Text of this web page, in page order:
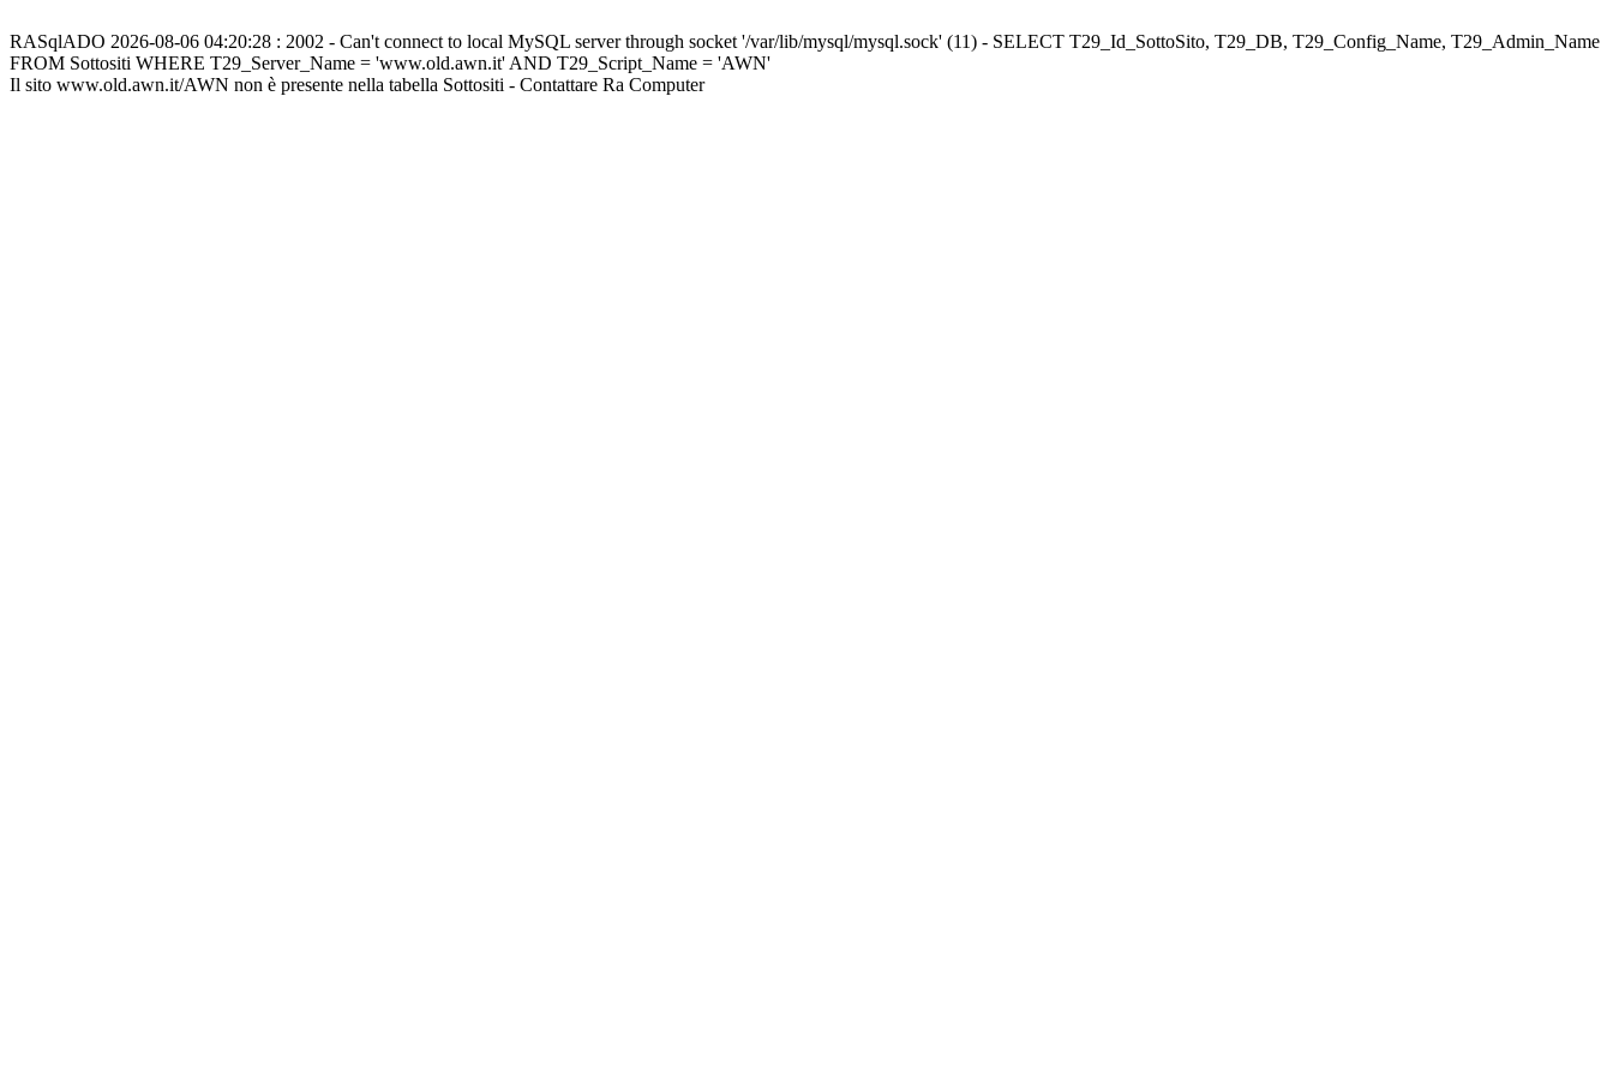
RASqlADO 2026-08-06 04:20:28 : 2002 - Can't connect to local MySQL server through socket '/var/lib/mysql/mysql.sock' (11) - SELECT T29_Id_SottoSito, T29_DB, T29_Config_Name, T29_Admin_Name
FROM Sottositi WHERE T29_Server_Name = 'www.old.awn.it' AND T29_Script_Name = 'AWN'
Il sito www.old.awn.it/AWN non è presente nella tabella Sottositi - Contattare Ra Computer